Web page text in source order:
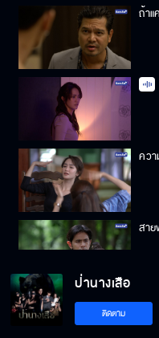
ถ้าแ
คว
สา
ถ้าไ
ป่านางเสือ
ติดตาม